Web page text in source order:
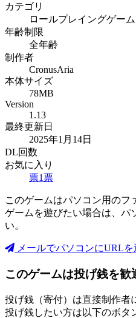
カテゴリ
ロールプレイングゲーム
年齢制限
全年齢
制作者
CronusAria
本体サイズ
78MB
Version
1.13
最終更新日
2025年1月14日
DL回数
お気に入り
票1 票
このゲームはパソコン用のフ
ゲームを遊びたい場合は、パ
い。
メールでパソコンにURLを
このゲームは投げ銭を歓
投げ銭（寄付）は直接制作者
投げ銭したい方は以下のボタ